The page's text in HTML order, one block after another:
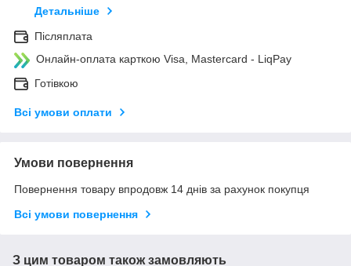
Детальніше
Післяплата
Онлайн-оплата карткою Visa, Mastercard - LiqPay
Готівкою
Всі умови оплати
Умови повернення
Повернення товару впродовж 14 днів за рахунок покупця
Всі умови повернення
З цим товаром також замовляють